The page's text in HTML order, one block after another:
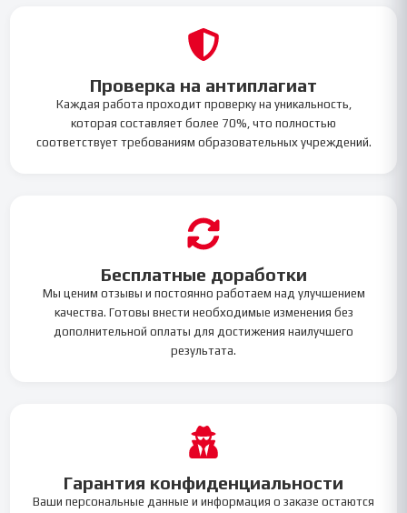
Проверка на антиплагиат
Каждая работа проходит проверку на уникальность,
которая составляет более 70%, что полностью
соответствует требованиям образовательных учреждений.
Бесплатные доработки
Мы ценим отзывы и постоянно работаем над улучшением
качества. Готовы внести необходимые изменения без
дополнительной оплаты для достижения наилучшего
результата.
Гарантия конфиденциальности
Ваши персональные данные и информация о заказе остаются